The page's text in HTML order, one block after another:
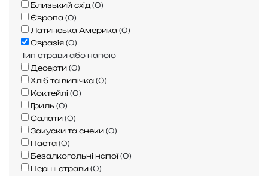
Близький схід (0)
Європа (0)
Латинська Америка (0)
Євразія (0)
Тип страви або напою
Десерти (0)
Хліб та випічка (0)
Коктейлі (0)
Гриль (0)
Салати (0)
Закуски та снеки (0)
Паста (0)
Безалкогольні напої (0)
Перші страви (0)